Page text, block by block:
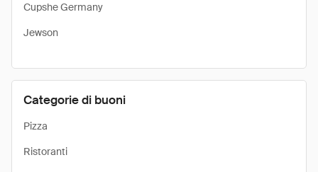
Cupshe Germany
Jewson
Categorie di buoni
Pizza
Ristoranti